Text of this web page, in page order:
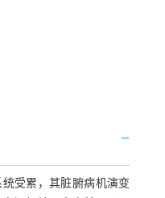
统受累，其脏腑病机演变